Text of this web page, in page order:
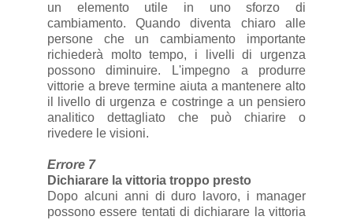
un elemento utile in uno sforzo di
cambiamento. Quando diventa chiaro alle
persone che un cambiamento importante
richiederà molto tempo, i livelli di urgenza
possono diminuire. L'impegno a produrre
vittorie a breve termine aiuta a mantenere alto
il livello di urgenza e costringe a un pensiero
analitico dettagliato che può chiarire o
rivedere le visioni.
Errore 7
Dichiarare la vittoria troppo presto
Dopo alcuni anni di duro lavoro, i manager
possono essere tentati di dichiarare la vittoria